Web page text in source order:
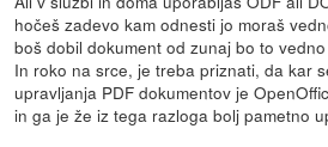
hočeš zadevo kam odnesti jo moraš
boš dobil dokument od zunaj bo to vedno
In roko na srce, je treba priznati, da kar
upravljanja PDF dokumentov je
in ga je že iz tega razloga bolj pametno